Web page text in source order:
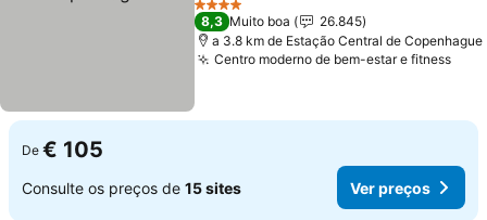
4 Estrelas
8,3 Muito boa
26.845
a 3.8 km de Estação Central de Copenhague
Centro moderno de bem-estar e fitness
De € 105
Consulte os preços de 15 sites Ver preços